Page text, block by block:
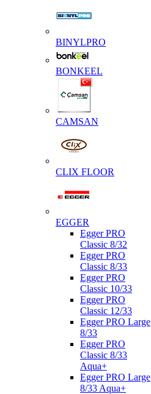
BINYLPRO
BONKEEL
CAMSAN
CLIX FLOOR
EGGER
Egger PRO
Classic 8/32
Egger PRO
Classic 8/33
Egger PRO
Classic 10/33
Egger PRO
Classic 12/33
Egger PRO Large
8/33
Egger PRO
Classic 8/33
Aqua+
Egger PRO Large
8/33 Aqua+